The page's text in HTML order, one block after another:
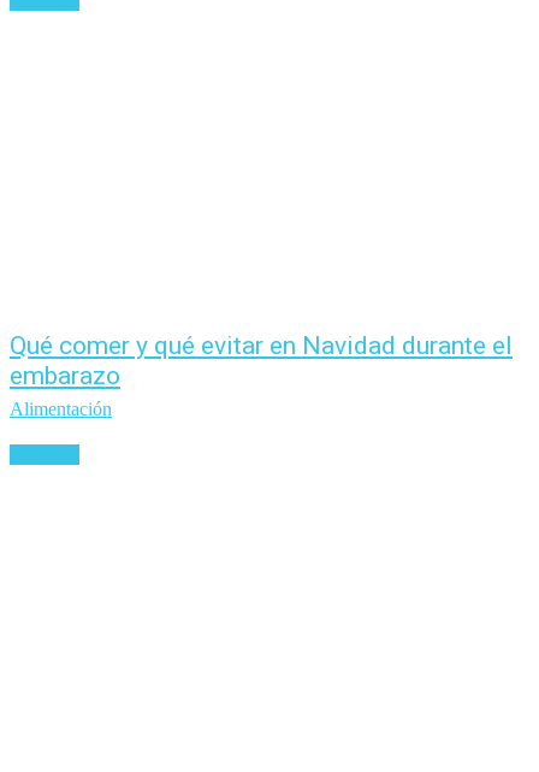
Qué comer y qué evitar en Navidad durante el
embarazo
Alimentación